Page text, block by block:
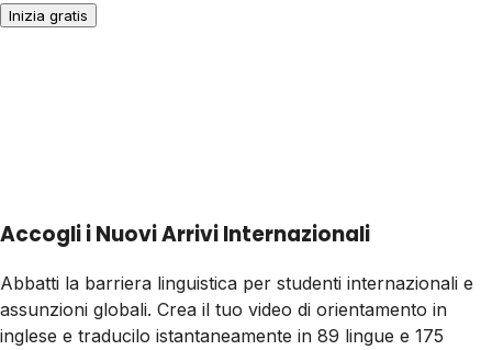
Inizia gratis
Accogli i Nuovi Arrivi Internazionali
Abbatti la barriera linguistica per studenti internazionali e
assunzioni globali. Crea il tuo video di orientamento in
inglese e traducilo istantaneamente in 89 lingue e 175